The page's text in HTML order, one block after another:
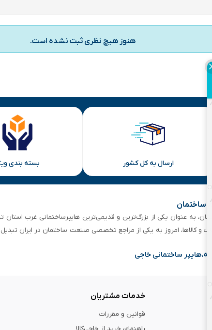
هنوز هیچ نظری ثبت نشده است.
ارسال به کل کشور بسته بندی
ساختمان
با بیش از ۵۰ سال سابقه‌ درخشان، به عنوان یکی از بزرگ‌ترین و قدیمی‌ترین
و کالاها، امروز به یکی از مراجع تخصصی صنعت ساختمان در ایران
ساختمانی خاجی
خدمات مشتریان
قوانین و مقررات